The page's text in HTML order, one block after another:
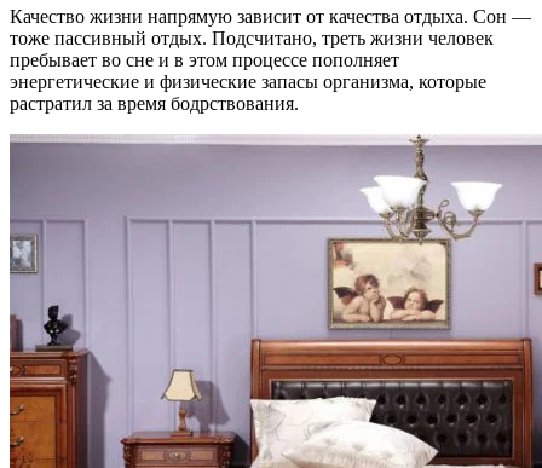
Качество жизни напрямую зависит от качества отдыха. Сон —
тоже пассивный отдых. Подсчитано, треть жизни человек
пребывает во сне и в этом процессе пополняет
энергетические и физические запасы организма, которые
растратил за время бодрствования.